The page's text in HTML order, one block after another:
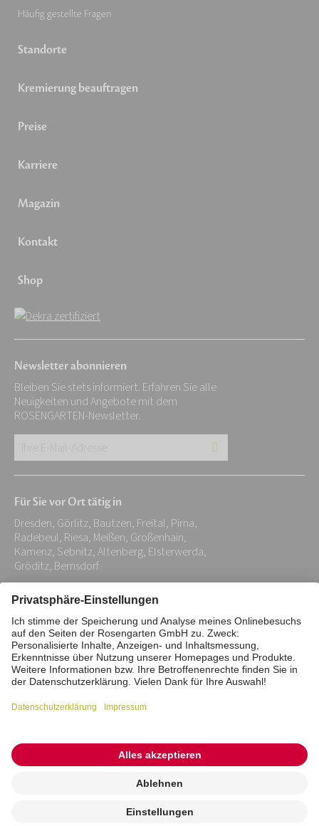
Häufig gestellte Fragen
Standorte
Kremierung beauftragen
Preise
Karriere
Magazin
Kontakt
Shop
Newsletter abonnieren
Bleiben Sie stets informiert. Erfahren Sie alle
Neuigkeiten und Angebote mit dem
ROSENGARTEN-Newsletter.
Adresse:
*
Für Sie vor Ort tätig in
Dresden, Görlitz, Bautzen, Freital, Pirna,
Radebeul, Riesa, Meißen, Großenhain,
Kamenz, Sebnitz, Altenberg, Elsterwerda,
Gröditz, Bernsdorf
Impressum Datenschutz
Stiftung
Interne Meldestelle
Zahlungsmittel
Barrierefreiheitserklärung
Vertrag widerrufen
© 2026 ROSENGARTEN-Tierbestattung